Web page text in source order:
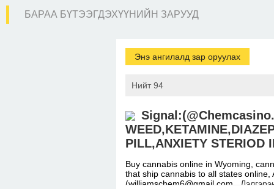
БАРАА БҮТЭЭГДЭХҮҮНИЙН ЗАРУУД
Энэ ангилалд зар оруулах
Нийт 94
PILL,ANXIETY STERIOD
Buy cannabis online in Wyoming,
that ship cannabis to all states
(williamschem6@gmail.com